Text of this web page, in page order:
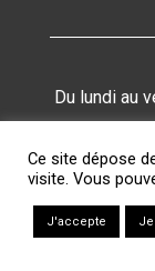
Du lundi au

Ce site dépose
visite. Vous
J'accepte